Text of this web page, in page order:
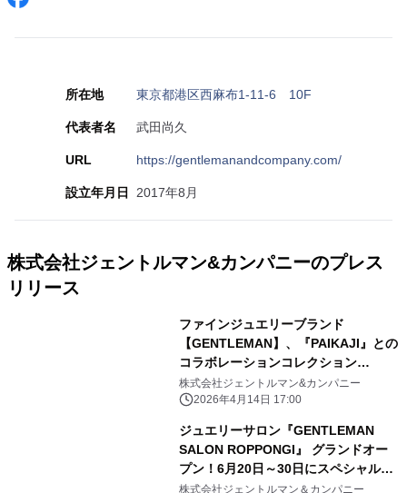
所在地 東京都港区西麻布1-11-6 10F
代表者名 武田尚久
URL https://gentlemanandcompany.com/
設立年月日 2017年8月
株式会社ジェントルマン&カンパニーのプレス
リリース
ファインジュエリーブランド
【GENTLEMAN】、『PAIKAJI』との
コラボレーションコレクション
『PALM of FORTUNE』の先行予約を
4月23日より開始、『銀座・和光』に
株式会社ジェントルマン&カンパニー
2026年4月14日 17:00
ジュエリーサロン『GENTLEMAN
SALON ROPPONGI』 グランドオー
プン！6月20日～30日にスペシャルイ
ベント開催
株式会社ジェントルマン＆カンパニー